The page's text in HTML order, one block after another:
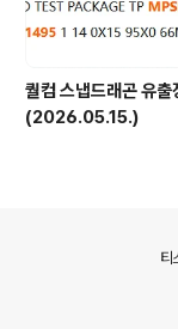
퀄컴 스냅드래곤 유출
(2026.05.15.)
티